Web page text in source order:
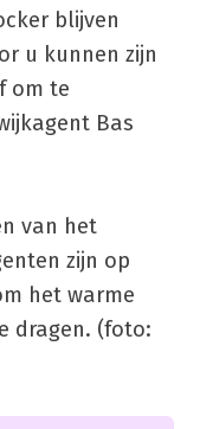
blijven
u kunnen zijn
om te
Bas
van het
zijn op
het warme
dragen. (foto: